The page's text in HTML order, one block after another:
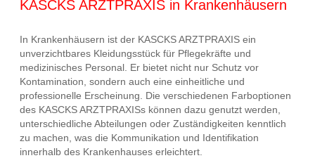
KASCKS ARZTPRAXIS in Krankenhäusern
In Krankenhäusern ist der KASCKS ARZTPRAXIS ein
unverzichtbares Kleidungsstück für Pflegekräfte und
medizinisches Personal. Er bietet nicht nur Schutz vor
Kontamination, sondern auch eine einheitliche und
professionelle Erscheinung. Die verschiedenen Farboptionen
des KASCKS ARZTPRAXISs können dazu genutzt werden,
unterschiedliche Abteilungen oder Zuständigkeiten kenntlich
zu machen, was die Kommunikation und Identifikation
innerhalb des Krankenhauses erleichtert.